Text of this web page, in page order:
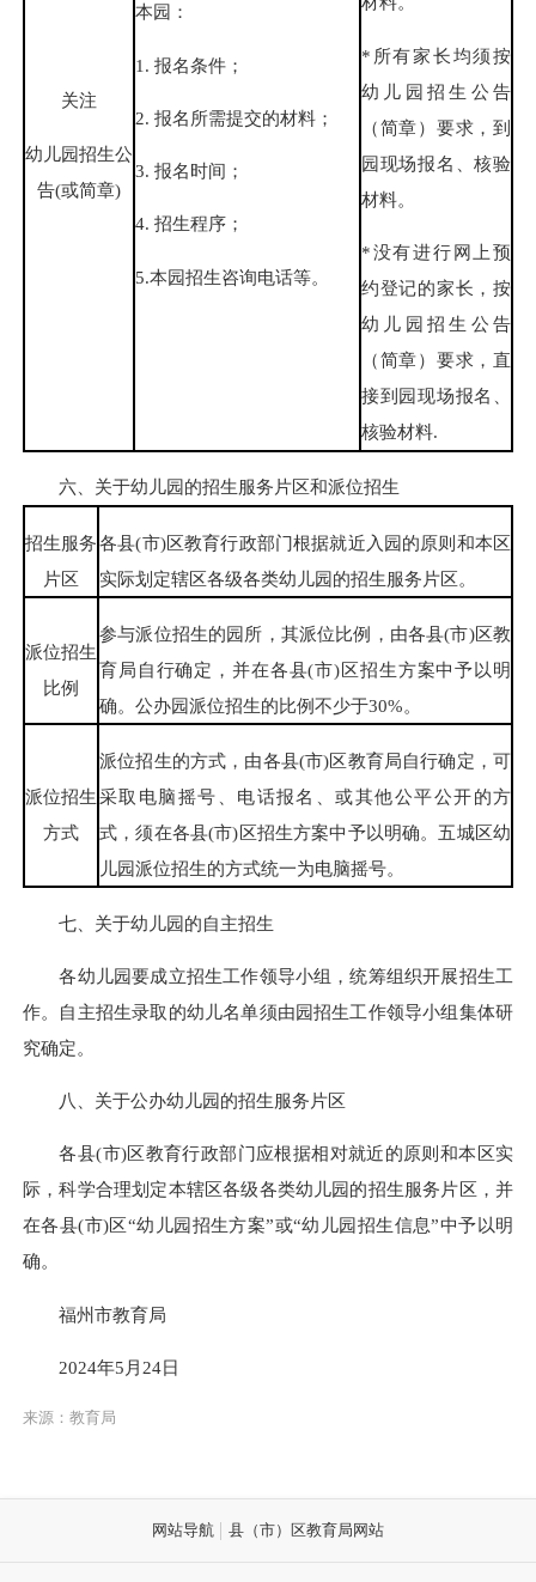
关注
幼儿园招生公
告(或简章)
本园：
1. 报名条件；
2. 报名所需提交的材料；
3. 报名时间；
4. 招生程序；
5.本园招生咨询电话等。
*所有家长均须按
幼儿园招生公告
（简章）要求，到
园现场报名、核验
材料。
*没有进行网上预
约登记的家长，按
幼儿园招生公告
（简章）要求，直
接到园现场报名、
核验材料.
六、关于幼儿园的招生服务片区和派位招生
招生服务
片区
各县(市)区教育行政部门根据就近入园的原则和本区
实际划定辖区各级各类幼儿园的招生服务片区。
派位招生
比例
参与派位招生的园所，其派位比例，由各县(市)区教
育局自行确定，并在各县(市)区招生方案中予以明
确。公办园派位招生的比例不少于30%。
派位招生
方式
派位招生的方式，由各县(市)区教育局自行确定，可
采取电脑摇号、电话报名、或其他公平公开的方
式，须在各县(市)区招生方案中予以明确。五城区幼
儿园派位招生的方式统一为电脑摇号。
七、关于幼儿园的自主招生
各幼儿园要成立招生工作领导小组，统筹组织开展招生工
作。自主招生录取的幼儿名单须由园招生工作领导小组集体研
究确定。
八、关于公办幼儿园的招生服务片区
各县(市)区教育行政部门应根据相对就近的原则和本区实
际，科学合理划定本辖区各级各类幼儿园的招生服务片区，并
在各县(市)区“幼儿园招生方案”或“幼儿园招生信息”中予以明
确。
福州市教育局
2024年5月24日
来源：教育局
网站导航 县（市）区教育局网站